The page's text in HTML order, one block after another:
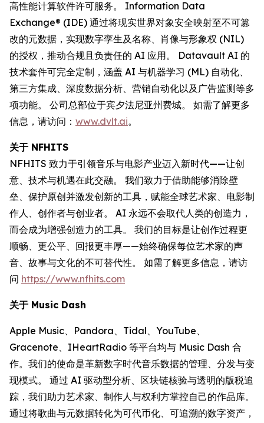
高性能计算软件许可服务。 Information Data
Exchange® (IDE) 通过将现实世界对象安全映射至不可篡
改的元数据，实现数字孪生及名称、肖像与形象权 (NIL)
的授权，推动合规且负责任的 AI 应用。 Datavault AI 的
技术套件可完全定制，涵盖 AI 与机器学习 (ML) 自动化、
第三方集成、深度数据分析、营销自动化以及广告监测等多
项功能。 公司总部位于宾夕法尼亚州费城。 如需了解更多
信息，请访问： www.dvlt.ai。
关于 NFHITS
NFHITS 致力于引领音乐与电影产业迈入新时代——让创
意、技术与机遇在此交融。 我们致力于借助能够消除壁
垒、保护原创并激发创新的工具，赋能全球艺术家、电影制
作人、创作者与创业者。 AI 永远不会取代人类的创造力，
而会成为增强创造力的工具。 我们的目标是让创作过程更
顺畅、更公平、回报更丰厚——始终确保每位艺术家的声
音、故事与文化的不可替代性。 如需了解更多信息，请访
问 https://www.nfhits.com
关于 Music Dash
Apple Music、Pandora、Tidal、YouTube、
Gracenote、IHeartRadio 等平台均与 Music Dash 合
作。我们的使命是革新数字时代音乐数据的管理、分发与变
现模式。 通过 AI 驱动型分析、区块链核验与透明的版税追
踪，我们助力艺术家、制作人与权利方掌控自己的作品库。
通过将歌曲与元数据转化为可代币化、可追溯的数字资产，